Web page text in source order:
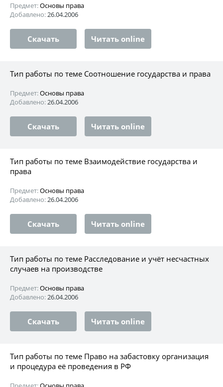
Предмет:Основы права
Добавлено:26.04.2006
Скачать Читать online
Тип работы по теме Соотношение государства и права
Предмет:Основы права
Добавлено:26.04.2006
Скачать Читать online
Тип работы по теме Взаимодействие государства и
права
Предмет:Основы права
Добавлено:26.04.2006
Скачать Читать online
Тип работы по теме Расследование и учёт несчастных
случаев на производстве
Предмет:Основы права
Добавлено:26.04.2006
Скачать Читать online
Тип работы по теме Право на забастовку организация
и процедура её проведения в РФ